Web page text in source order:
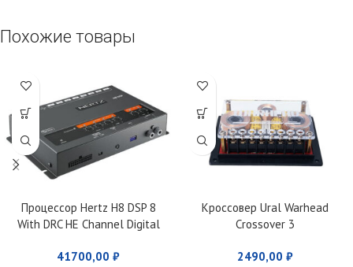
Похожие товары
Процессор Hertz H8 DSP 8
With DRC HE Channel Digital
41700,00 ₽
Кроссовер Ural Warhead
Crossover 3
2490,00 ₽